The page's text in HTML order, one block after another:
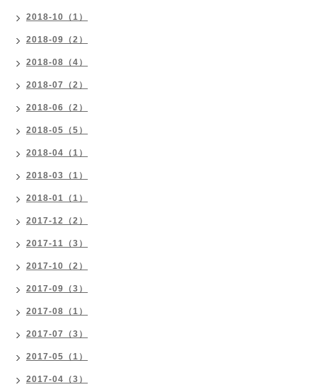
2018-10（1）
2018-09（2）
2018-08（4）
2018-07（2）
2018-06（2）
2018-05（5）
2018-04（1）
2018-03（1）
2018-01（1）
2017-12（2）
2017-11（3）
2017-10（2）
2017-09（3）
2017-08（1）
2017-07（3）
2017-05（1）
2017-04（3）